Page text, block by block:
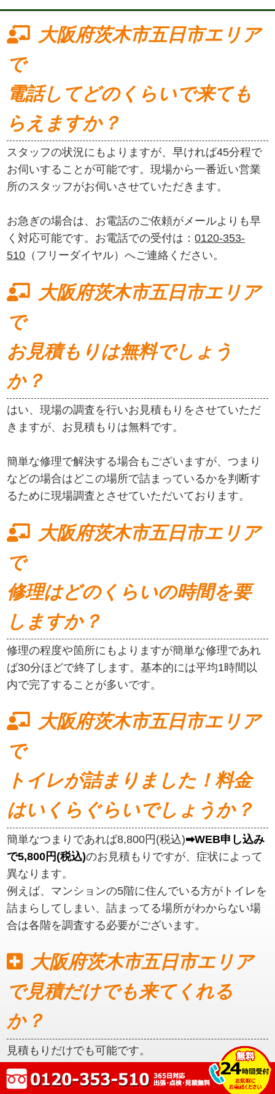
大阪府茨木市五日市エリア
で
電話してどのくらいで来ても
らえますか？
スタッフの状況にもよりますが、早ければ45分程で
お伺いすることが可能です。現場から一番近い営業
所のスタッフがお伺いさせていただきます。
お急ぎの場合は、お電話のご依頼がメールよりも早
く対応可能です。お電話での受付は：0120-353-
510 （フリーダイヤル）へご連絡ください。
大阪府茨木市五日市エリア
で
お見積もりは無料でしょう
か？
はい、現場の調査を行いお見積もりをさせていただ
きますが、お見積もりは無料です。
簡単な修理で解決する場合もございますが、つまり
などの場合はどこの場所で詰まっているかを判断す
るために現場調査とさせていただいております。
大阪府茨木市五日市エリア
で
修理はどのくらいの時間を要
しますか？
修理の程度や箇所にもよりますが簡単な修理であれ
ば30分ほどで終了します。基本的には平均1時間以
内で完了することが多いです。
大阪府茨木市五日市エリア
で
トイレが詰まりました！料金
はいくらぐらいでしょうか？
簡単なつまりであれば8,800円(税込)➡WEB申し込み
で5,800円(税込)のお見積もりですが、症状によって
異なります。
例えば、マンションの5階に住んでいる方がトイレを
詰まらしてしまい、詰まってる場所がわからない場
合は各階を調査する必要がございます。
大阪府茨木市五日市エリア
で見積だけでも来てくれる
か？
見積もりだけでも可能です。
初めに見積もりをご提示いたしますので、ご納得い
ただいてからの作業となります。